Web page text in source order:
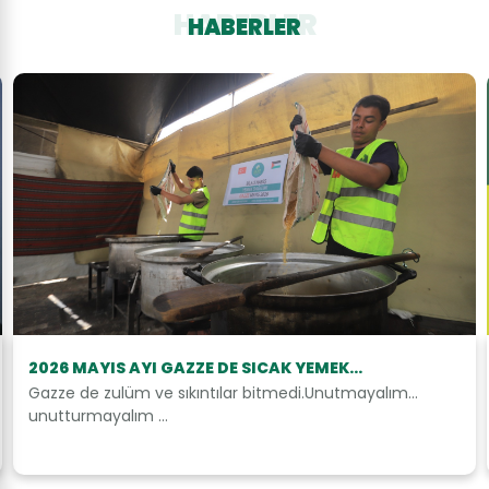
HABERLER
HABERLER
2026 MAYIS AYI GAZZE DE SICAK YEMEK...
Gazze de zulüm ve sıkıntılar bitmedi.Unutmayalım…
unutturmayalım …